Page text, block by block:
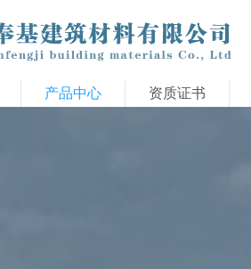
产品中心 资质证书